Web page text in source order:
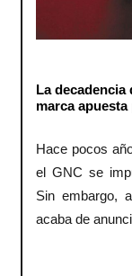
La decadencia
marca
Hace pocos
el GNC se
Sin embargo,
acaba de